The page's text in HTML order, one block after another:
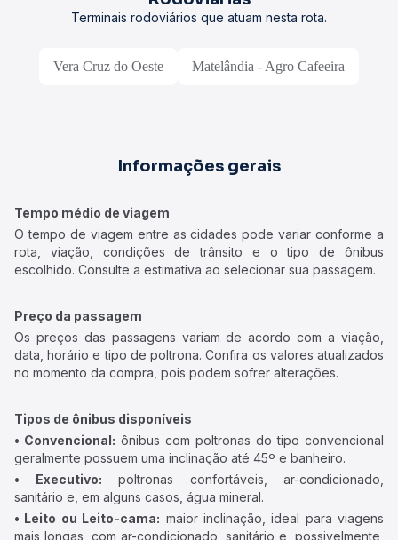
Terminais rodoviários que atuam nesta rota.
Vera Cruz do Oeste Matelândia - Agro Cafeeira
Informações gerais
Tempo médio de viagem
O tempo de viagem entre as cidades pode variar conforme a
rota, viação, condições de trânsito e o tipo de ônibus
escolhido. Consulte a estimativa ao selecionar sua passagem.
Preço da passagem
Os preços das passagens variam de acordo com a viação,
data, horário e tipo de poltrona. Confira os valores atualizados
no momento da compra, pois podem sofrer alterações.
Tipos de ônibus disponíveis
• Convencional: ônibus com poltronas do tipo convencional
geralmente possuem uma inclinação até 45º e banheiro.
• Executivo: poltronas confortáveis, ar-condicionado,
sanitário e, em alguns casos, água mineral.
• Leito ou Leito-cama: maior inclinação, ideal para viagens
mais longas, com ar-condicionado, sanitário e, possivelmente,